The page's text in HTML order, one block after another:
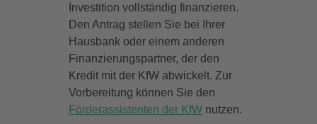
Investition vollständig finanzieren.
Den Antrag stellen Sie bei Ihrer
Hausbank oder einem anderen
Finanzierungspartner, der den
Kredit mit der KfW abwickelt. Zur
Vorbereitung können Sie den
Förderassistenten der KfW nutzen.